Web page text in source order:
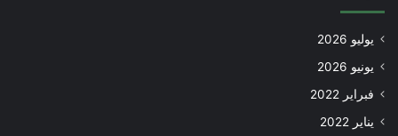
يوليو 2026
يونيو 2026
فبراير 2022
يناير 2022